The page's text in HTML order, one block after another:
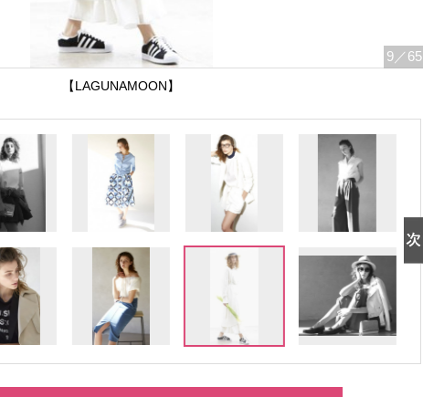
9 ／65
【LAGUNAMOON】